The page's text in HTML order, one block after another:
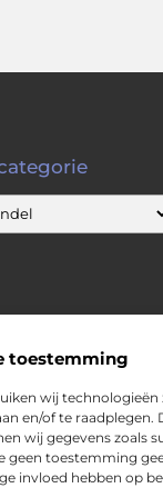
toestemming
wij technologieën
en/of te raadplegen.
wij gegevens zoals
geen toestemming
invloed hebben op